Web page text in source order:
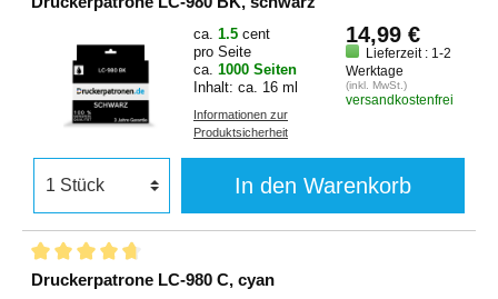
ca. 1.5 cent
pro Seite
ca. 1000 Seiten
Inhalt: ca. 16 ml
Informationen zur
Produktsicherheit
14,99 €
Lieferzeit : 1-2
Werktage
(inkl. MwSt.)
versandkostenfrei
In den Warenkorb
Druckerpatrone LC-980 C, cyan